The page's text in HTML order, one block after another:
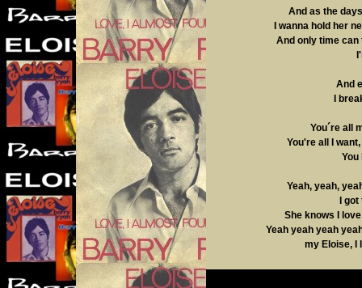
And as the
I wanna hold her
And only time
And
I
You´re all
You're all I
You
Yeah, yeah,
I got
She knows I
Yeah yeah yeah
my Eloise, I